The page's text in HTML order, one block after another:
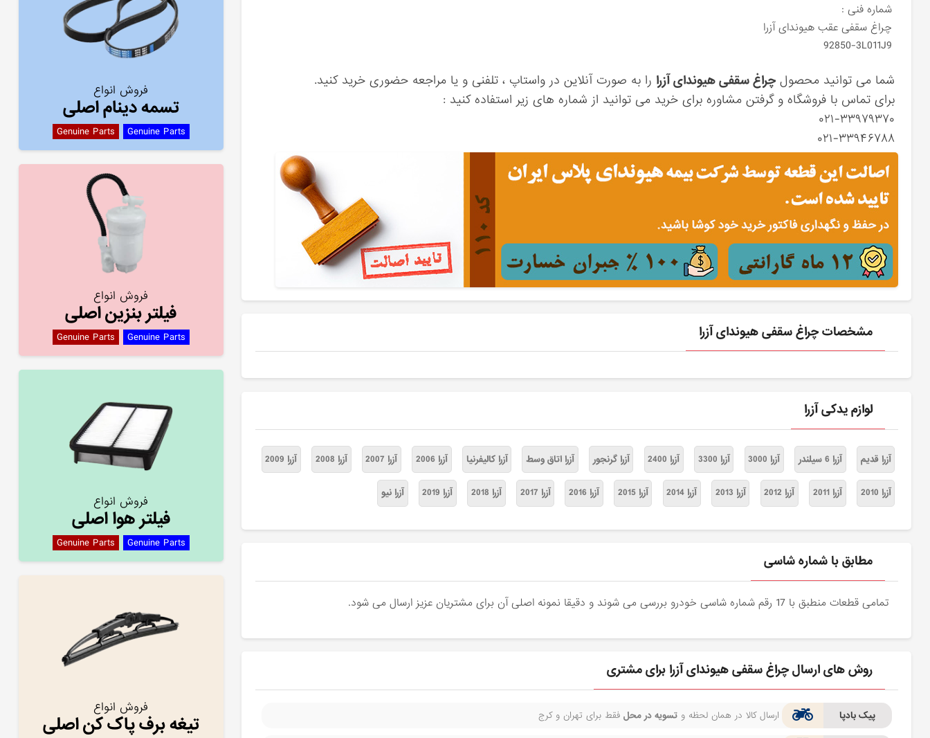
شماره فنی :
چراغ سقفی عقب هیوندای آزرا
92850-3L011J9
شما می توانید محصولچراغ سقفی هیوندای آزرا را به صورت آنلاین در واستاپ ، تلفنی و یا مراجعه حضوری خرید کنید.
برای تماس با فروشگاه و گرفتن مشاوره برای خرید می توانید از شماره های زیر استفاده کنید :
۰۲۱-۳۳۹۷۹۳۷۰
۰۲۱-۳۳۹۴۶۷۸۸
مشخصات چراغ سقفی هیوندای آزرا
لوازم یدکی آزرا
آزرا قدیم آزرا 6 سیلندر آزرا 3000 آزرا 3300 آزرا 2400 آزرا گرنجور آزرا اتاق وسط آزرا کالیفرنیا آزرا 2006 آزرا 2007 آزرا 2008 آزرا 2009
آزرا 2010 آزرا 2011 آزرا 2012 آزرا 2013 آزرا 2014 آزرا 2015 آزرا 2016 آزرا 2017 آزرا 2018 آزرا 2019 آزرا نیو
مطابق با شماره شاسی
تمامی قطعات منطبق با 17 رقم شماره شاسی خودرو بررسی می شوند و دقیقا نمونه اصلی آن برای مشتریان عزیز ارسال می شود.
روش های ارسال چراغ سقفی هیوندای آزرا برای مشتری
پیک بادپا ارسال کالا در همان لحظه وتسویه در محل فقط برای تهران و کرج
فروش انواع
تسمه دینام اصلی
Genuine Parts Genuine Parts
فروش انواع
فیلتر بنزین اصلی
Genuine Parts Genuine Parts
فروش انواع
فیلتر هوا اصلی
Genuine Parts Genuine Parts
فروش انواع
تیغه برف پاک کن اصلی